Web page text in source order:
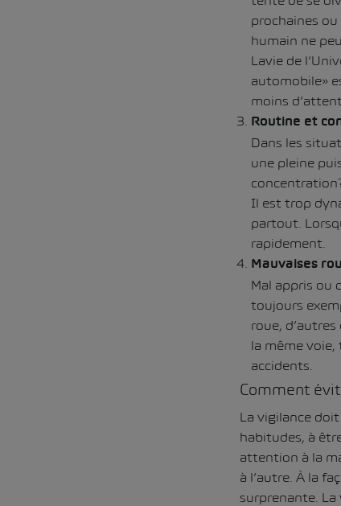
prochaines
humain ne
Lavie de
automobile»
moins
Routine et
Dans les
une pleine
Il est trop
partout.
rapidement.
Mauvaises
Mal appris ou
toujours
roue,
la même
accidents.
Comment
La vigilance
habitudes, à
attention à la
à l’autre. À la
surprenante.